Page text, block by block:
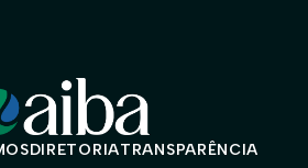
DIRETORIATRANSPARÊNCIA